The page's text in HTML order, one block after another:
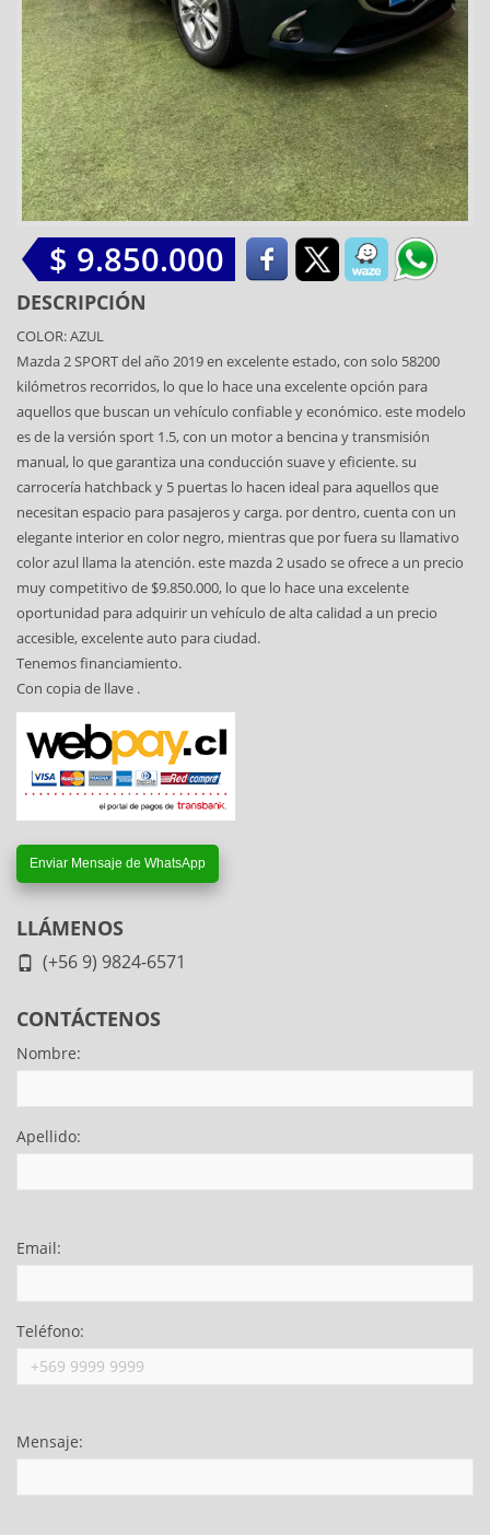
$ 9.850.000
DESCRIPCIÓN
COLOR: AZUL
Mazda 2 SPORT del año 2019 en excelente estado, con solo 58200
kilómetros recorridos, lo que lo hace una excelente opción para
aquellos que buscan un vehículo confiable y económico. este modelo
es de la versión sport 1.5, con un motor a bencina y transmisión
manual, lo que garantiza una conducción suave y eficiente. su
carrocería hatchback y 5 puertas lo hacen ideal para aquellos que
necesitan espacio para pasajeros y carga. por dentro, cuenta con un
elegante interior en color negro, mientras que por fuera su llamativo
color azul llama la atención. este mazda 2 usado se ofrece a un precio
muy competitivo de $9.850.000, lo que lo hace una excelente
oportunidad para adquirir un vehículo de alta calidad a un precio
accesible, excelente auto para ciudad.
Tenemos financiamiento.
Con copia de llave .
Enviar Mensaje de WhatsApp
LLÁMENOS
(+56 9) 9824-6571
CONTÁCTENOS
Nombre:
Apellido:
Email:
Teléfono:
Mensaje: